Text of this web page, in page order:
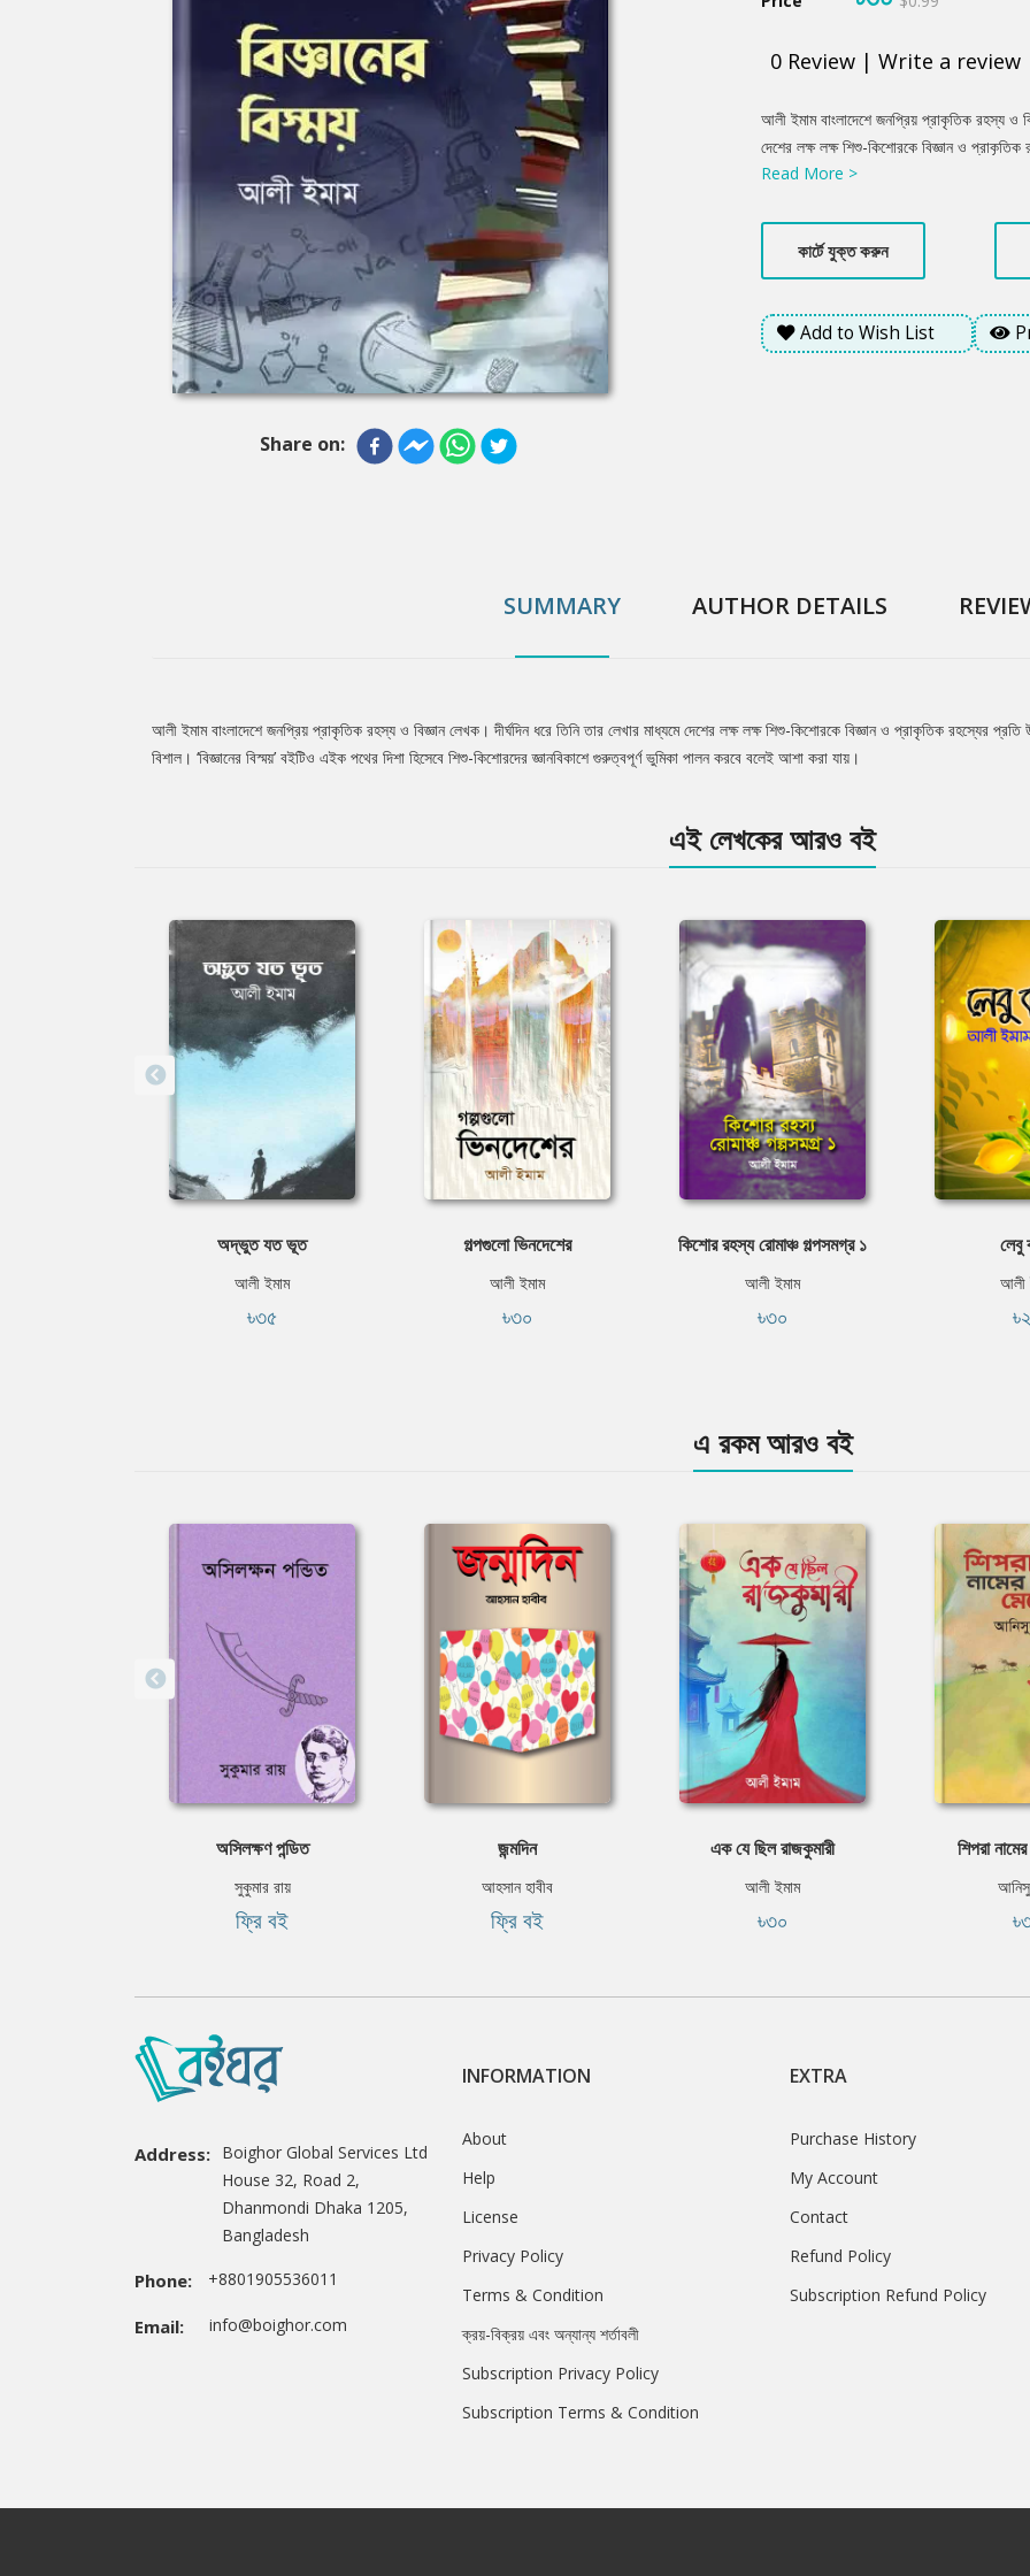
Share on:
0 Review | Write a review
Product
Summery
আলী ইমাম বাংলাদেশে জনপ্রিয় প্রাকৃতিক রহস্য ও
দেশের লক্ষ লক্ষ শিশু-কিশোরকে বিজ্ঞান ও
বিকাশে এর ভূমিকা ও ব্যাপকতা বিশাল। ‘বিজ্ঞানের
Read More >
কার্টে যুক্ত করুন
Add to Wish List
SUMMARY AUTHOR DETAILS
Tab
আলী ইমাম বাংলাদেশে জনপ্রিয় প্রাকৃতিক রহস্য ও বিজ্ঞান লেখক। দীর্ঘদিন ধরে তিনি তার লেখার মাধ্যমে দেশের লক্ষ লক্ষ শিশু-কিশোরকে বিজ্ঞান ও প্রাকৃতিক রহস্যের
বিশাল। ‘বিজ্ঞানের বিস্ময়’ বইটিও এইক পথের দিশা হিসেবে শিশু-কিশোরদের জ্ঞানবিকাশে গুরুত্বপূর্ণ ভুমিকা পালন করবে বলেই আশা করা যায়।
এই লেখকের আরও বই
অদ্ভুত যত ভূত
আলী ইমাম
৳৩৫
গল্পগুলো ভিনদেশের
আলী ইমাম
৳৩০
কিশোর রহস্য রোমাঞ্চ গল্পসমগ্র ১
আলী ইমাম
৳৩০
লেবু
আলী
এ রকম আরও বই
অসিলক্ষণ পন্ডিত
সুকুমার রায়
ফ্রি বই
জন্মদিন
আহসান হাবীব
ফ্রি বই
এক যে ছিল রাজকুমারী
আলী ইমাম
৳৩০
শিপরা
Address: Boighor Global Services Ltd
House 32, Road 2,
Dhanmondi Dhaka 1205,
Bangladesh
Phone: +8801905536011
Email: info@boighor.com
INFORMATION
About
Help
License
Privacy Policy
Terms & Condition
ক্রয়-বিক্রয় এবং অন্যান্য শর্তাবলী
Subscription Privacy Policy
Subscription Terms & Condition
EXTRA
Purchase History
My Account
Contact
Refund Policy
Subscription Refund Policy